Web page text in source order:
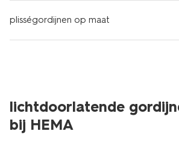
plisségordijnen op maat
lichtdoorlatende
bij HEMA